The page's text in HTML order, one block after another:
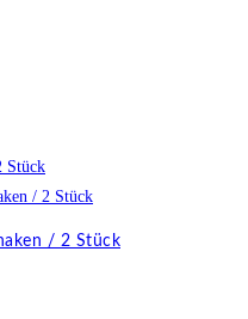
/ 2 Stück